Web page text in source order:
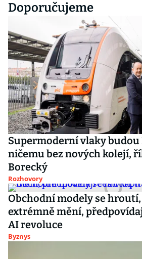
Doporučujeme
Supermoderní vlaky budou
ničemu bez nových kolejí,
Borecký
Rozhovory
Obchodní modely se
extrémně mění,
AI revoluce
Byznys